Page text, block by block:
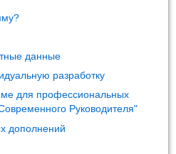
данные
разработку
для профессиональных
Руководителя"
дополнений